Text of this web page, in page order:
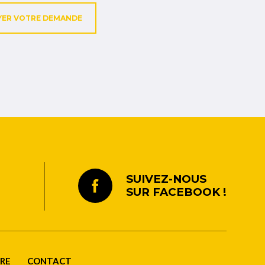
VOTRE DEMANDE
SUIVEZ-NOUS
SUR FACEBOOK !
CONTACT